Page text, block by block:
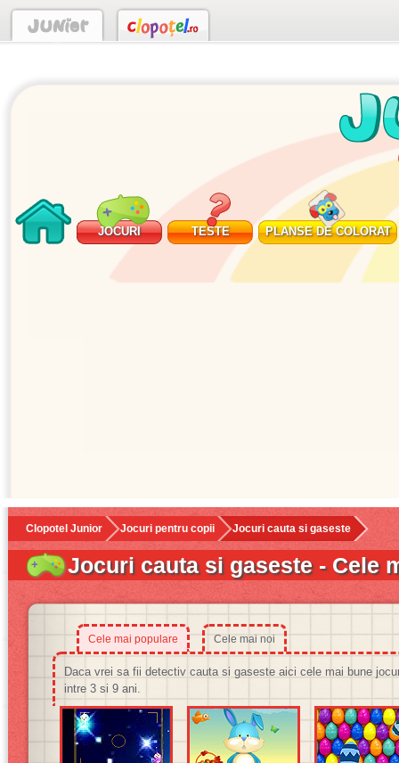
JOCURI TESTE PLANSE DE COLORAT
Clopotel Junior Jocuri pentru copii Jocuri cauta si gaseste
Jocuri cauta si gaseste - Cele
Cele mai populare Cele mai noi
Daca vrei sa fii detectiv cauta si gaseste aici cele mai bune
intre 3 si 9 ani.